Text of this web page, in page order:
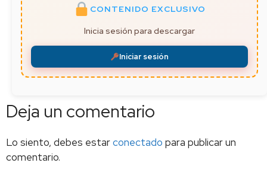
CONTENIDO EXCLUSIVO
Inicia sesión para descargar
Iniciar sesión
Deja un comentario
Lo siento, debes estarconectado para publicar un
comentario.